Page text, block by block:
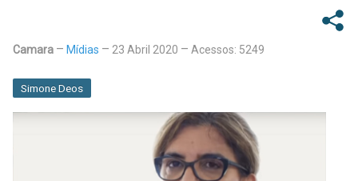
Camara Mídias 23 Abril 2020 Acessos: 5249
Simone Deos